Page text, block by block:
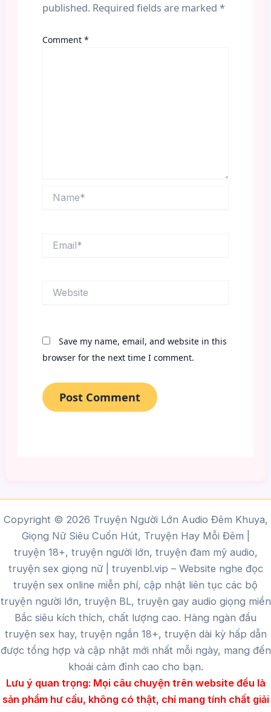
published. Required fields are marked *
Comment *
Save my name, email, and website in this
browser for the next time I comment.
Copyright © 2026 Truyện Người Lớn Audio Đêm Khuya,
Giọng Nữ Siêu Cuốn Hút, Truyện Hay Mỗi Đêm |
truyện 18+, truyện người lớn, truyện đam mỹ audio,
truyện sex giọng nữ | truyenbl.vip – Website nghe đọc
truyện sex online miễn phí, cập nhật liên tục các bộ
truyện người lớn, truyện BL, truyện gay audio giọng miền
Bắc siêu kích thích, chất lượng cao. Hàng ngàn đầu
truyện sex hay, truyện ngắn 18+, truyện dài kỳ hấp dẫn
được tổng hợp và cập nhật mới nhất mỗi ngày, mang đến
khoái cảm đỉnh cao cho bạn.
Lưu ý quan trọng: Mọi câu chuyện trên website đều là
sản phẩm hư cấu, không có thật, chỉ mang tính chất giải